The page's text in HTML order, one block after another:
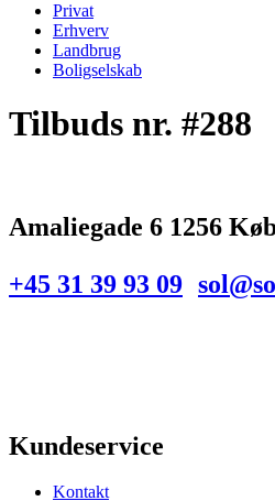
Privat
Erhverv
Landbrug
Boligselskab
Tilbuds nr. #288
Amaliegade 6 1256
+45 31 39 93 09
Kundeservice
Kontakt